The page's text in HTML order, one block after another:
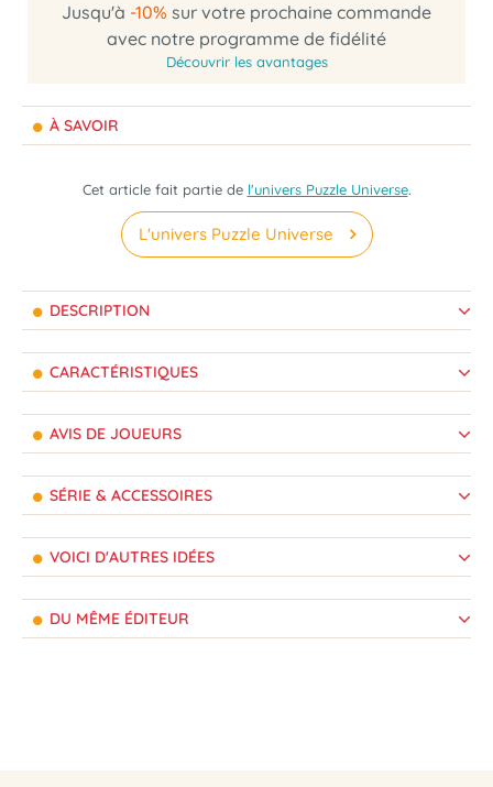
Jusqu'à -10% sur votre prochaine commande
avec notre programme de fidélité
Découvrir les avantages
À SAVOIR
Cet article fait partie de l'univers Puzzle Universe.
L'univers Puzzle Universe
DESCRIPTION
CARACTÉRISTIQUES
AVIS DE JOUEURS
SÉRIE & ACCESSOIRES
VOICI D'AUTRES IDÉES
DU MÊME ÉDITEUR